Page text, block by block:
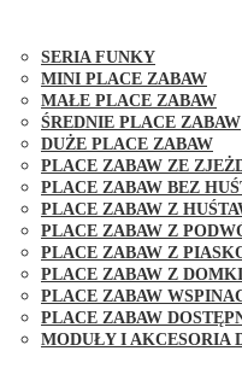
SERIA FUNKY
MINI PLACE ZABAW
MAŁE PLACE ZABAW
ŚREDNIE PLACE ZABAW
DUŻE PLACE ZABAW
PLACE ZABAW ZE
PLACE ZABAW BEZ
PLACE ZABAW Z
PLACE ZABAW Z
PLACE ZABAW Z
PLACE ZABAW Z
PLACE ZABAW
PLACE ZABAW
MODUŁY I AKCESORIA